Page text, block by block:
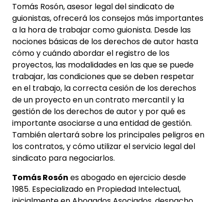
Tomás Rosón, asesor legal del sindicato de
guionistas, ofrecerá los consejos más importantes
a la hora de trabajar como guionista. Desde las
nociones básicas de los derechos de autor hasta
cómo y cuándo abordar el registro de los
proyectos, las modalidades en las que se puede
trabajar, las condiciones que se deben respetar
en el trabajo, la correcta cesión de los derechos
de un proyecto en un contrato mercantil y la
gestión de los derechos de autor y por qué es
importante asociarse a una entidad de gestión.
También alertará sobre los principales peligros en
los contratos, y cómo utilizar el servicio legal del
sindicato para negociarlos.
Tomás Rosón es abogado en ejercicio desde
1985. Especializado en Propiedad Intelectual,